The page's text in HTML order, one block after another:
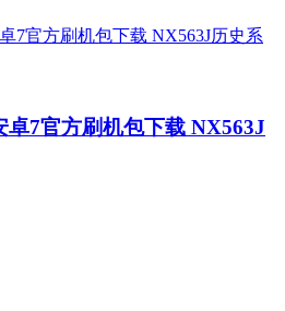
卓7官方刷机包下载 NX563J